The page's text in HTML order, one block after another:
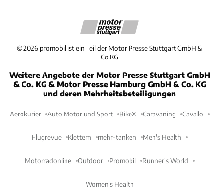
©2026 promobil ist ein Teil der Motor Presse Stuttgart GmbH &
Co.KG
Weitere Angebote der Motor Presse Stuttgart GmbH
& Co. KG & Motor Presse Hamburg GmbH & Co. KG
und deren Mehrheitsbeteiligungen
Aerokurier Auto Motor und Sport BikeX Caravaning Cavallo
Flugrevue Klettern mehr-tanken Men's Health
Motorradonline Outdoor Promobil Runner's World
Women's Health